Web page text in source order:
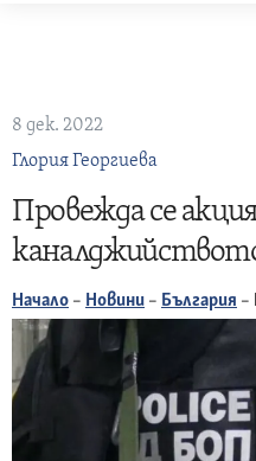
8 дек. 2022
Глория Георгиева
Провежда се
Начало – Новини – България –